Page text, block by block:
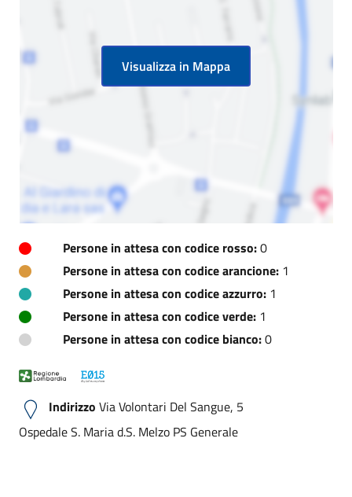
Visualizza in Mappa
Persone in attesa con codice rosso:0
Persone in attesa con codice arancione: 1
Persone in attesa con codice azzurro: 1
Persone in attesa con codice verde: 1
Persone in attesa con codice bianco:0
Indirizzo Via Volontari Del Sangue, 5
Ospedale S. Maria d.S. Melzo PS Generale